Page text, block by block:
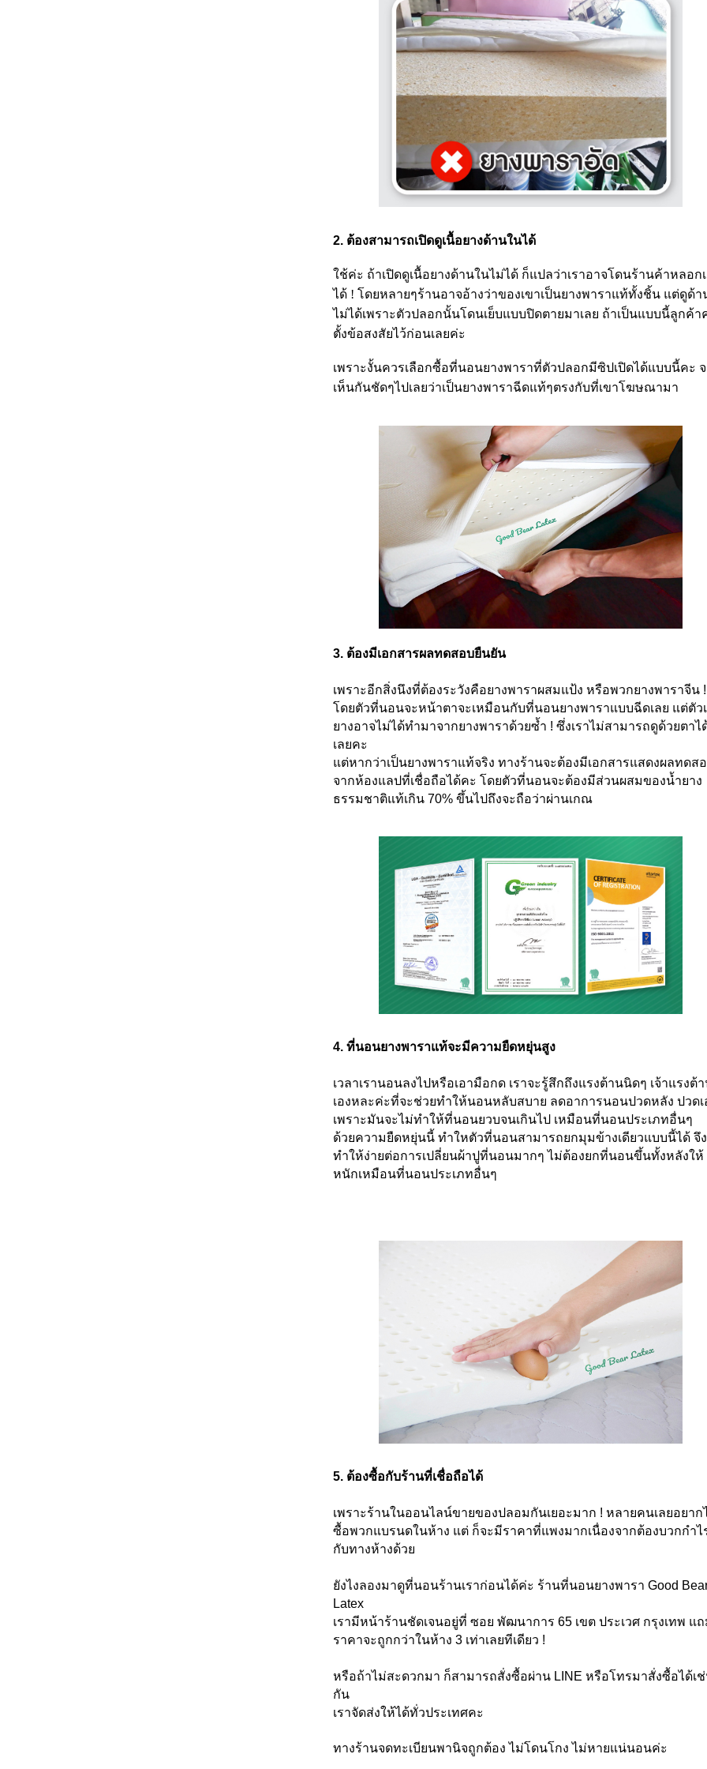
2. ต้องสามารถเปิดดูเนื้อยางด้านในได้
ใช้ค่ะ ถ้าเปิดดูเนื้อยางด้านในไม่ได้ ก็แปลว่าเราอาจโดนร้านค้าหลอก
ได้ ! โดยหลายๆร้านอาจอ้างว่าของเขาเป็นยางพาราแท้ทั้งชิ้น แต่ดูด้า
ไม่ได้เพราะตัวปลอกนั้นโดนเย็บแบบปิดตายมาเลย ถ้าเป็นแบบนี้ลูกค้า
ตั้งข้อสงสัยไว้ก่อนเลยค่ะ
เพราะงั้นควรเลือกซื้อที่นอนยางพาราที่ตัวปลอกมีซิปเปิดได้แบบนี้คะ
เห็นกันชัดๆไปเลยว่าเป็นยางพาราฉีดแท้ๆตรงกับที่เขาโฆษณามา
3. ต้องมีเอกสารผลทดสอบยืนยัน
เพราะอีกสิ่งนึงที่ต้องระวังคือยางพาราผสมแป้ง หรือพวกยางพาราจีน !
โดยตัวที่นอนจะหน้าตาจะเหมือนกับที่นอนยางพาราแบบฉีดเลย แต่ตัว
ยางอาจไม่ได้ทำมาจากยางพาราด้วยซ้ำ ! ซึ่งเราไม่สามารถดูด้วยตาไ
เลยคะ
แต่หากว่าเป็นยางพาราแท้จริง ทางร้านจะต้องมีเอกสารแสดงผลทดส
จากห้องแลปที่เชื่อถือได้คะ โดยตัวที่นอนจะต้องมีส่วนผสมของน้ำยาง
ธรรมชาติแท้เกิน 70% ขึ้นไปถึงจะถือว่าผ่านเกณ
4. ที่นอนยางพาราแท้จะมีความยืดหยุ่นสูง
เวลาเรานอนลงไปหรือเอามือกด เราจะรู้สึกถึงแรงต้านนิดๆ เจ้าแรงต้
เองหละค่ะที่จะช่วยทำให้นอนหลับสบาย ลดอาการนอนปวดหลัง ปวดเ
เพราะมันจะไม่ทำให้ที่นอนยวบจนเกินไป เหมือนที่นอนประเภทอื่นๆ
ด้วยความยืดหยุ่นนี้ ทำใหตัวที่นอนสามารถยกมุมข้างเดียวแบบนี้ได้ จึง
ทำให้ง่ายต่อการเปลี่ยนผ้าปูที่นอนมากๆ ไม่ต้องยกที่นอนขึ้นทั้งหลังให้
หนักเหมือนที่นอนประเภทอื่นๆ
5. ต้องซื้อกับร้านที่เชื่อถือได้
เพราะร้านในออนไลน์ขายของปลอมกันเยอะมาก ! หลายคนเลยอยาก
ซื้อพวกแบรนดในห้าง แต่ ก็จะมีราคาที่แพงมากเนื่องจากต้องบวกกำไ
กับทางห้างด้วย
ยังไงลองมาดูที่นอนร้านเราก่อนได้ค่ะ ร้านที่นอนยางพารา Good
Latex
เรามีหน้าร้านชัดเจนอยู่ที่ ซอย พัฒนาการ 65 เขต ประเวศ กรุงเทพ แ
ราคาจะถูกกว่าในห้าง 3 เท่าเลยทีเดียว !
หรือถ้าไม่สะดวกมา ก็สามารถสั่งซื้อผ่าน LINE หรือโทรมาสั่งซื้อได้เ
กัน
เราจัดส่งให้ได้ทั่วประเทศคะ
ทางร้านจดทะเบียนพานิจถูกต้อง ไม่โดนโกง ไม่หายแน่นอนค่ะ